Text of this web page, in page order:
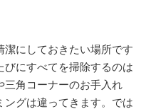
にしておきたい場所です
びにすべてを掃除するのは
三角コーナーのお手入れ
グは違ってきます。では